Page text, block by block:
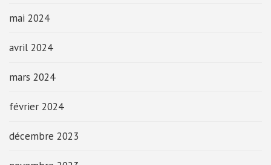
mai 2024
avril 2024
mars 2024
février 2024
décembre 2023